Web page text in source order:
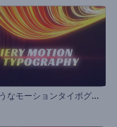
燃
えるようなモーションタイポグラフィ